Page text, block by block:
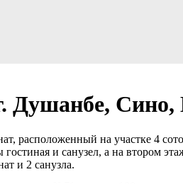
Сино,
расположенный на участке 4
гостиная и санузел, а на втором
и 2 санузла.